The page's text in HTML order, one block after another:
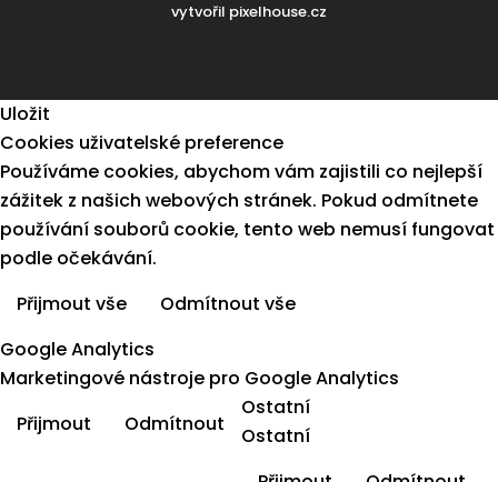
vytvořil pixelhouse.cz
Uložit
Cookies uživatelské preference
Používáme cookies, abychom vám zajistili co nejlepší
zážitek z našich webových stránek. Pokud odmítnete
používání souborů cookie, tento web nemusí fungovat
podle očekávání.
Přijmout vše
Odmítnout vše
Google Analytics
Marketingové nástroje pro Google Analytics
Přijmout
Odmítnout
Ostatní
Ostatní